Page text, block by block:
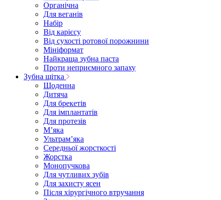
Органічна
Для веганів
Набір
Від карієсу
Від сухості ротової порожнини
Мініформат
Найкраща зубна паста
Проти неприємного запаху
Зубна щітка
Щоденна
Дитяча
Для брекетів
Для імплантатів
Для протезів
Мʼяка
Ультрамʼяка
Середньої жорсткості
Жорстка
Монопучкова
Для чутливих зубів
Для захисту ясен
Після хірургічного втручання